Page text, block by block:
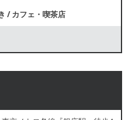
/カフェ・喫茶店